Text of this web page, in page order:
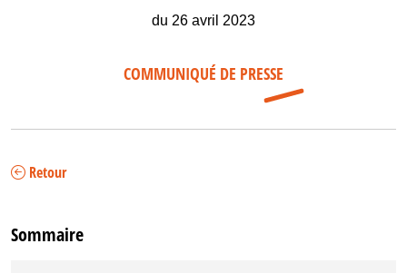
du 26 avril 2023
COMMUNIQUÉ DE PRESSE
Retour
Sommaire